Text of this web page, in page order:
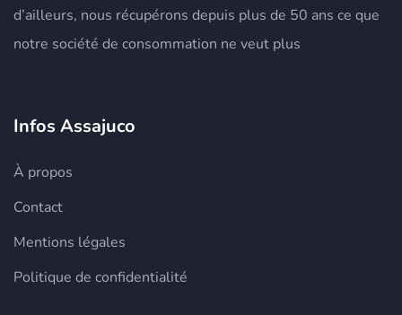
d’ailleurs, nous récupérons depuis plus de 50 ans ce que
notre société de consommation ne veut plus
Infos Assajuco
À propos
Contact
Mentions légales
Politique de confidentialité